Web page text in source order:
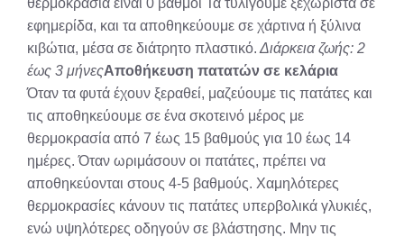
θερμοκρασία είναι 0 βαθμοί Τα τυλίγουμε ξεχωριστά σε
εφημερίδα, και τα αποθηκεύουμε σε χάρτινα ή ξύλινα
κιβώτια, μέσα σε διάτρητο πλαστικό. Διάρκεια ζωής: 2
έως 3 μήνεςΑποθήκευση πατατών σε κελάρια
Όταν τα φυτά έχουν ξεραθεί, μαζεύουμε τις πατάτες και
τις αποθηκεύουμε σε ένα σκοτεινό μέρος με
θερμοκρασία από 7 έως 15 βαθμούς για 10 έως 14
ημέρες. Όταν ωριμάσουν οι πατάτες, πρέπει να
αποθηκεύονται στους 4-5 βαθμούς. Χαμηλότερες
θερμοκρασίες κάνουν τις πατάτες υπερβολικά γλυκιές,
ενώ υψηλότερες οδηγούν σε βλάστησης. Μην τις